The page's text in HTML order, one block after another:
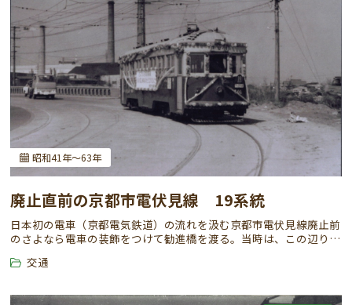
昭和41年～63年
廃止直前の京都市電伏見線 19系統
日本初の電車（京都電気鉄道）の流れを汲む京都市電伏見線廃止前
のさよなら電車の装飾をつけて勧進橋を渡る。当時は、この辺りは
かつての見慣れた風景。線路が道路の中央ではなく端に寄っていた
交通